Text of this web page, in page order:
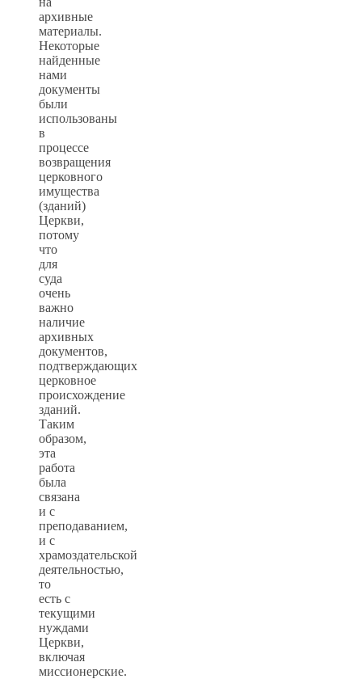
архивные
материалы.
Некоторые
найденные
нами
документы
были
использованы
в
процессе
возвращения
церковного
имущества
(зданий)
Церкви,
потому
что
для
суда
очень
важно
наличие
архивных
документов,
подтверждающих
церковное
происхождение
зданий.
Таким
образом,
эта
работа
была
связана
и с
преподаванием,
и с
храмоздательской
деятельностью,
то
есть с
текущими
нуждами
Церкви,
включая
миссионерские.